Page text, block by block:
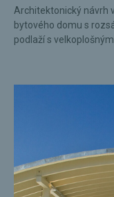
Architektonický návrh
bytového domu s
podlaží s